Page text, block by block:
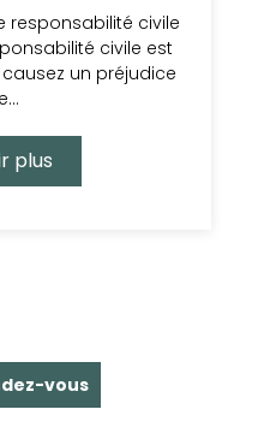
responsabilité civile
civile est
un préjudice
plus
vous